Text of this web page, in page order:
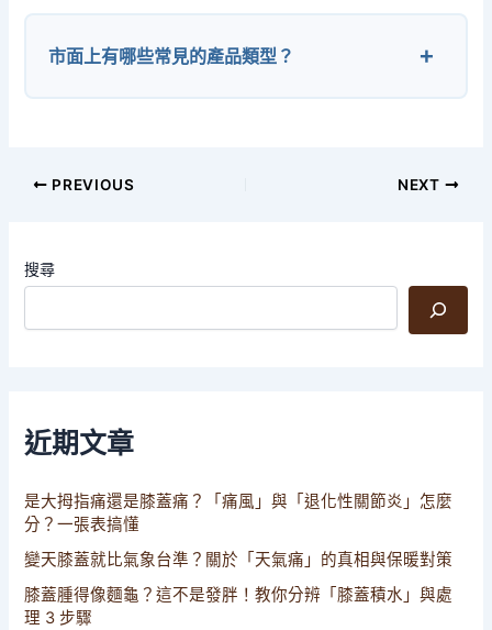
市面上有哪些常見的產品類型？
PREVIOUS NEXT
搜尋
近期文章
是大拇指痛還是膝蓋痛？「痛風」與「退化性關節炎」怎麼
分？一張表搞懂
變天膝蓋就比氣象台準？關於「天氣痛」的真相與保暖對策
膝蓋腫得像麵龜？這不是發胖！教你分辨「膝蓋積水」與處
理 3 步驟